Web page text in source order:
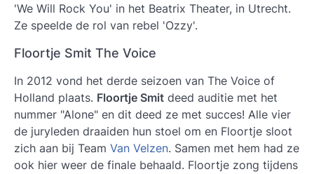
'We Will Rock You' in het Beatrix Theater, in Utrecht.
Ze speelde de rol van rebel 'Ozzy'.
Floortje Smit The Voice
In 2012 vond het derde seizoen van The Voice of
Holland plaats. Floortje Smit deed auditie met het
nummer "Alone" en dit deed ze met succes! Alle vier
de juryleden draaiden hun stoel om en Floortje sloot
zich aan bij Team Van Velzen. Samen met hem had ze
ook hier weer de finale behaald. Floortje zong tijdens